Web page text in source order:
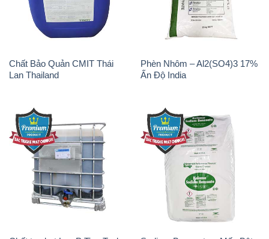
Chất Bảo Quản CMIT Thái
Lan Thailand
Phèn Nhôm – Al2(SO4)3 17%
Ấn Độ India